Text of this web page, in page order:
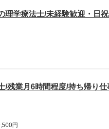
理学療法士/未経験歓迎・日
/残業月6時間程度/持ち帰り
円